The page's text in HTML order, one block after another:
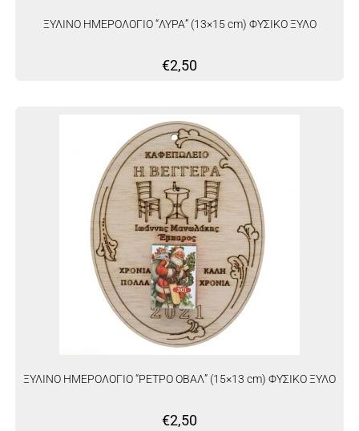
ΞΥΛΙΝΟ ΗΜΕΡΟΛΟΓΙΟ “ΛΥΡΑ” (13×15 cm) ΦΥΣΙΚΟ ΞΥΛΟ
€2,50
ΞΥΛΙΝΟ ΗΜΕΡΟΛΟΓΙΟ “ΡΕΤΡΟ ΟΒΑΛ” (15×13 cm) ΦΥΣΙΚΟ ΞΥΛΟ
€2,50